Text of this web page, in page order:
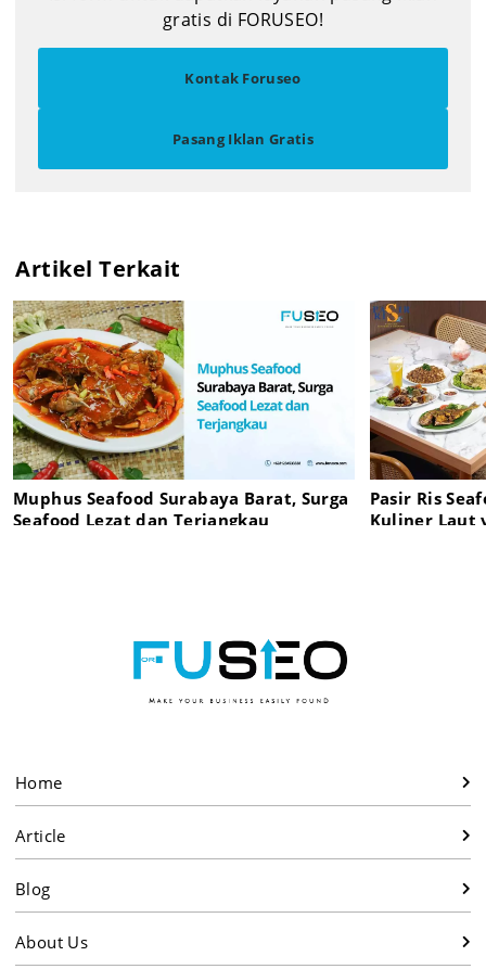
gratis di FORUSEO!
Kontak Foruseo
Pasang Iklan Gratis
Artikel Terkait
Muphus Seafood Surabaya Barat, Surga
Seafood Lezat dan Terjangkau
Pasir Ris
Kuliner Laut
Home
Article
Blog
About Us